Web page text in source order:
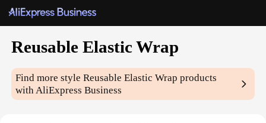
Reusable Elastic Wrap
Find more styleReusable Elastic Wrap products
with AliExpress Business